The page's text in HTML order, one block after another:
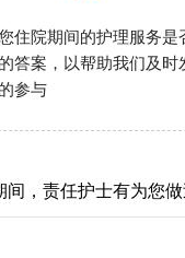
住院期间的护理服务是
答案，以帮助我们及时
参与
，责任护士有为您